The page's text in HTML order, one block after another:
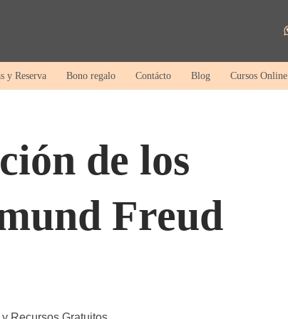
y Reserva Bono regalo Contácto Blog Cursos Online
de los
Freud